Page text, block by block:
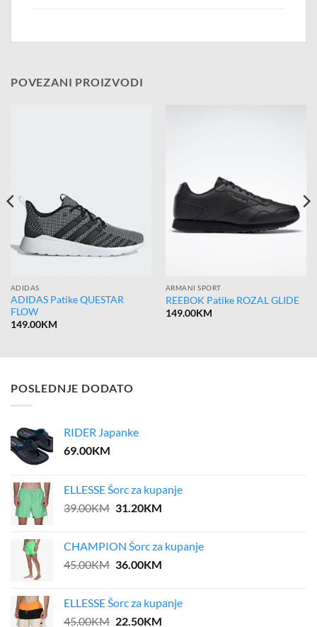
POVEZANI PROIZVODI
ADIDAS
ADIDAS Patike QUESTAR
FLOW
149.00KM
ARMANI SPORT
REEBOK Patike ROZAL GLIDE
149.00KM
POSLEDNJE DODATO
RIDER Japanke
69.00KM
ELLESSE Šorc za kupanje
39.00KM Original
39.00KM.
31.20KMCurrent
31.20KM.
CHAMPION Šorc za kupanje
45.00KM Original
45.00KM.
36.00KMCurrent
36.00KM.
ELLESSE Šorc za kupanje
45.00KM Original
22.50KMCurrent